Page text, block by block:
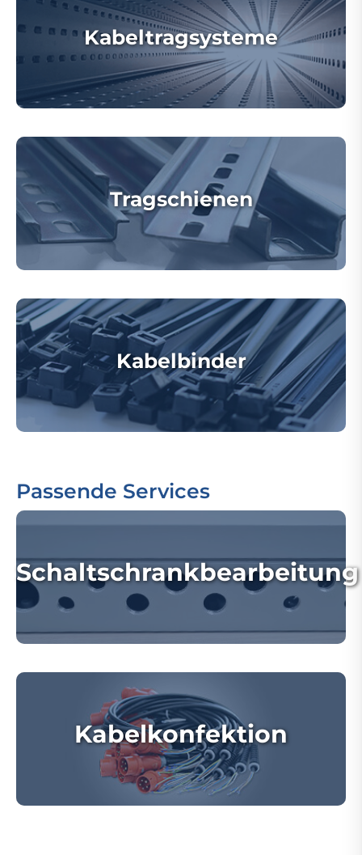
Kabeltragsysteme
Tragschienen
Kabelbinder
Passende Services
Schaltschrankbearbeitung
Kabelkonfektion